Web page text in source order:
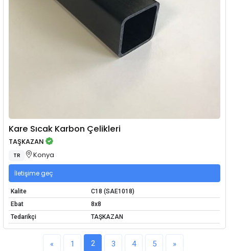
Kare Sıcak Karbon Çelikleri
TAŞKAZAN
TR Konya
İletişime geç
Kalite
C18 (SAE1018)
Ebat
8x8
Tedarikçi
TAŞKAZAN
« 1 2 3 4 5 »